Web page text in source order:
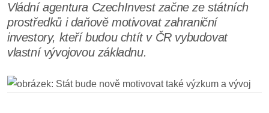
Vládní agentura CzechInvest začne ze státních
prostředků i daňově motivovat zahraniční
investory, kteří budou chtít v ČR vybudovat
vlastní vývojovou základnu.